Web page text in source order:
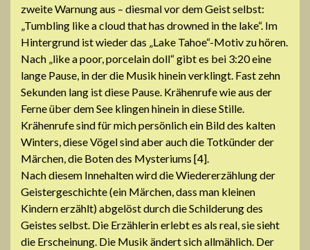
zweite Warnung aus – diesmal vor dem Geist selbst:
„Tumbling like a cloud that has drowned in the lake“. Im
Hintergrund ist wieder das „Lake Tahoe“-Motiv zu hören.
Nach „like a poor, porcelain doll“ gibt es bei 3:20 eine
lange Pause, in der die Musik hinein verklingt. Fast zehn
Sekunden lang ist diese Pause. Krähenrufe wie aus der
Ferne über dem See klingen hinein in diese Stille.
Krähenrufe sind für mich persönlich ein Bild des kalten
Winters, diese Vögel sind aber auch die Totkünder der
Märchen, die Boten des Mysteriums [4].
Nach diesem Innehalten wird die Wiedererzählung der
Geistergeschichte (ein Märchen, dass man kleinen
Kindern erzählt) abgelöst durch die Schilderung des
Geistes selbst. Die Erzählerin erlebt es als real, sie sieht
die Erscheinung. Die Musik ändert sich allmählich. Der